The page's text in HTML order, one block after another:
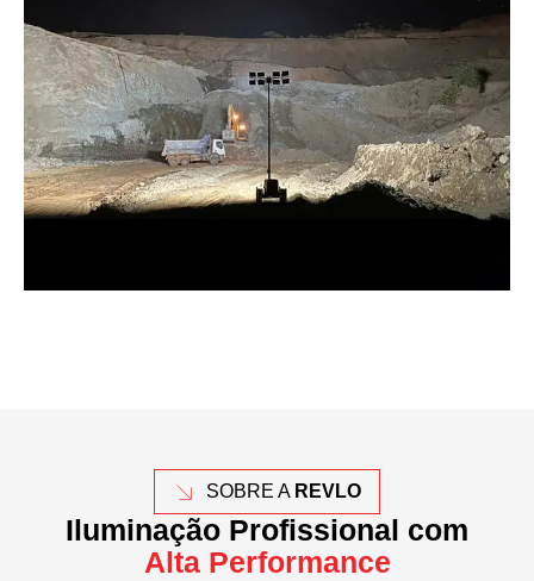
SOBRE A REVLO
Iluminação Profissional com
Alta Performance